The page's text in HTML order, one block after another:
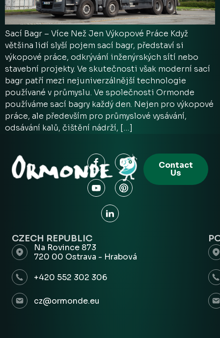
Sací Bagr – Více Než Jen Výkopové Práce Když
většina lidí slyší pojem sací bagr, představí si
výkopové práce, odkrývání inženýrských sítí nebo
stavební projekty. Ve skutečnosti však moderní sací
bagr patří mezi nejuniverzálnější technologie
používané v průmyslu. Ve společnosti Ormonde
používáme sací bagry každý den. Nejen pro výkopové
práce, ale především pro průmyslové vysávání,
odsávání kalů, čištění nádrží, […]
Contact
Us
CZECH REPUBLIC
Na Rovince 873
720 00 Ostrava - Hrabová
+420 552 302 306
cz@ormonde.eu